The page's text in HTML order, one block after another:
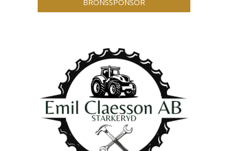
BRONSSPONSOR